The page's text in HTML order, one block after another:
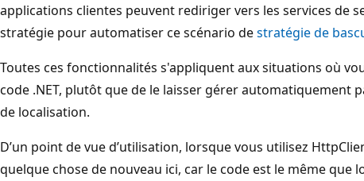
applications clientes peuvent rediriger vers les services de
stratégie pour automatiser ce scénario destratégie de
Toutes ces fonctionnalités s'appliquent aux situations où
code .NET, plutôt que de le laisser gérer automatiquement
de localisation.
D’un point de vue d’utilisation, lorsque vous utilisez
quelque chose de nouveau ici, car le code est le même que